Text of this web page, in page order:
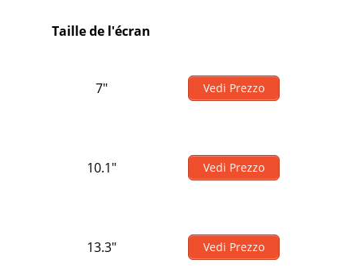
Taille de l'écran
7" Vedi Prezzo
10.1" Vedi Prezzo
13.3" Vedi Prezzo